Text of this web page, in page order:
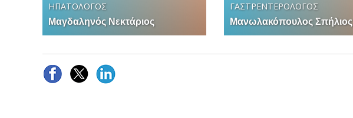
ΗΠΑΤΟΛΟΓΟΣ
Μαγδαληνός Νεκτάριος
ΓΑΣΤΡΕΝΤΕΡΟΛΟΓΟΣ
Μανωλακόπουλος Σπήλιος